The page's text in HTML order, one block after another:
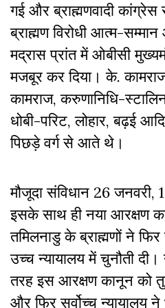
गई और ब्राह्मणवादी
ब्राह्मण विरोधी आत्म-
मद्रास प्रांत में ओबीसी
मजबूर कर दिया। के.
कामराज, करुणानिधि-
धोबी-परिट, लोहार, बढ़ई
पिछड़े वर्ग से आते थे।
मौजूदा संविधान 26
इसके साथ ही नया आरक्षण
तमिलनाडु के ब्राह्मणों ने
उच्च न्यायालय में चुनौती
तरह इस आरक्षण कानून को
और फिर सर्वोच्च न्यायालय